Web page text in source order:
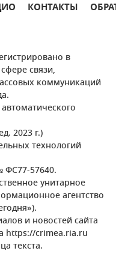
КОНТАКТЫ
в
связи,
коммуникаций
2023 г.)
технологий
ФС77-57640.
унитарное
агентство
и новостей сайта
https://crimea.ria.ru
текста.